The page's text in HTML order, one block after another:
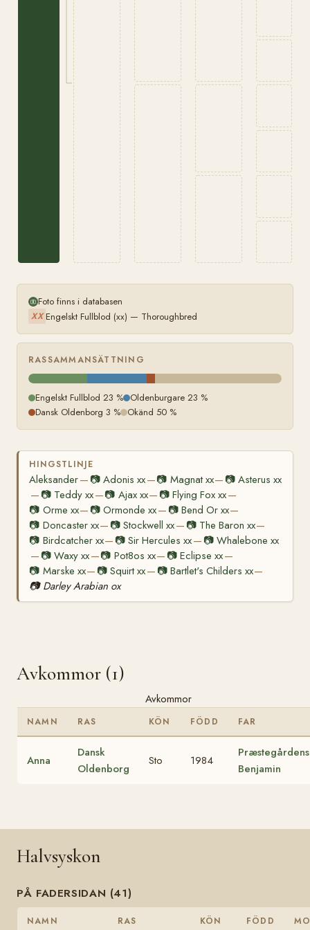
Foto finns i databasen
XX Engelskt Fullblod (xx) — Thoroughbred
RASSAMMANSÄTTNING
Engelskt Fullblod 23 % Oldenburgare 23 %
Dansk Oldenborg 3 % Okänd 50 %
HINGSTLINJE
Aleksander— 📷Adonis xx—📷 Magnat xx— 📷Asterus xx
— 📷 Teddy xx—📷 Ajax xx— 📷Flying Fox xx—
📷 Orme xx— 📷Ormonde xx— 📷 Bend Or xx—
📷 Doncaster xx— 📷Stockwell xx— 📷 The Baron xx—
📷 Birdcatcher xx— 📷Sir Hercules xx— 📷 Whalebone xx
— 📷Waxy xx—📷 Pot8os xx— 📷Eclipse xx—
📷 Marske xx— 📷Squirt xx— 📷 Bartlet's Childers xx—
📷 Darley Arabian ox
Avkommor (1)
Avkommor
NAMN RAS KÖN FÖDD FAR
Anna
Dansk
Oldenborg
Sto 1984
Præstegårdens
Benjamin
Halvsyskon
PÅ FADERSIDAN (41)
NAMN RAS KÖN FÖDD